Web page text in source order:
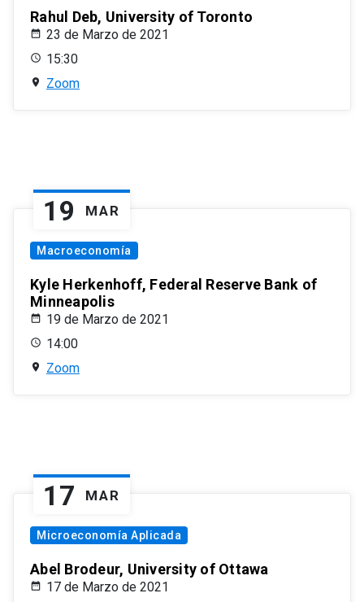
Rahul Deb, University of Toronto
23 de Marzo de 2021
15:30
Zoom
19 MAR
Macroeconomía
Kyle Herkenhoff, Federal Reserve Bank of
Minneapolis
19 de Marzo de 2021
14:00
Zoom
17 MAR
Microeconomía Aplicada
Abel Brodeur, University of Ottawa
17 de Marzo de 2021